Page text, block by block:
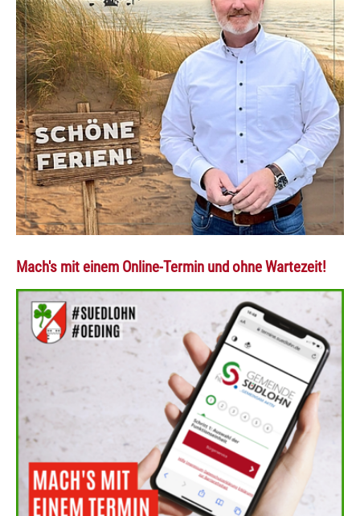
Mach's mit einem Online-Termin und ohne Wartezeit!